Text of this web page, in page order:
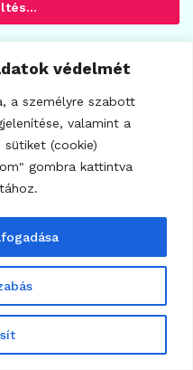
védelmét
a személyre szabott
valamint a
(cookie)
gombra kattintva
fogalma a
világában
40